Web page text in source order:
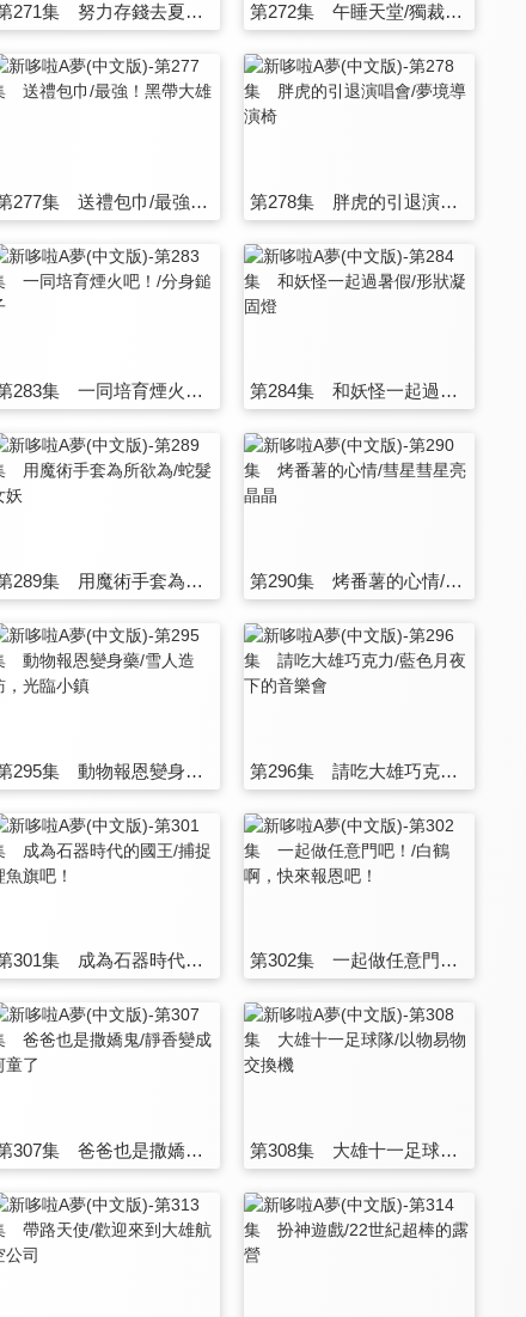
第271集 努力存錢去夏威夷/靜香的羽衣 第272集 午睡天堂/獨裁按鈕
第277集 送禮包巾/最強！黑帶大雄 第278集 胖虎的引退演唱會/夢境導演椅
第283集 一同培育煙火吧！/分身鎚子 第284集 和妖怪一起過暑假/形狀凝固燈
第289集 用魔術手套為所欲為/蛇髮女妖 第290集 烤番薯的心情/彗星彗星亮晶晶
第295集 動物報恩變身藥/雪人造訪，光臨小鎮 第296集 請吃大雄巧克力/藍色月夜下的音樂會
第301集 成為石器時代的國王/捕捉鯉魚旗吧！ 第302集 一起做任意門吧！/白鶴啊，快來報恩吧！
第307集 爸爸也是撒嬌鬼/靜香變成河童了 第308集 大雄十一足球隊/以物易物交換機